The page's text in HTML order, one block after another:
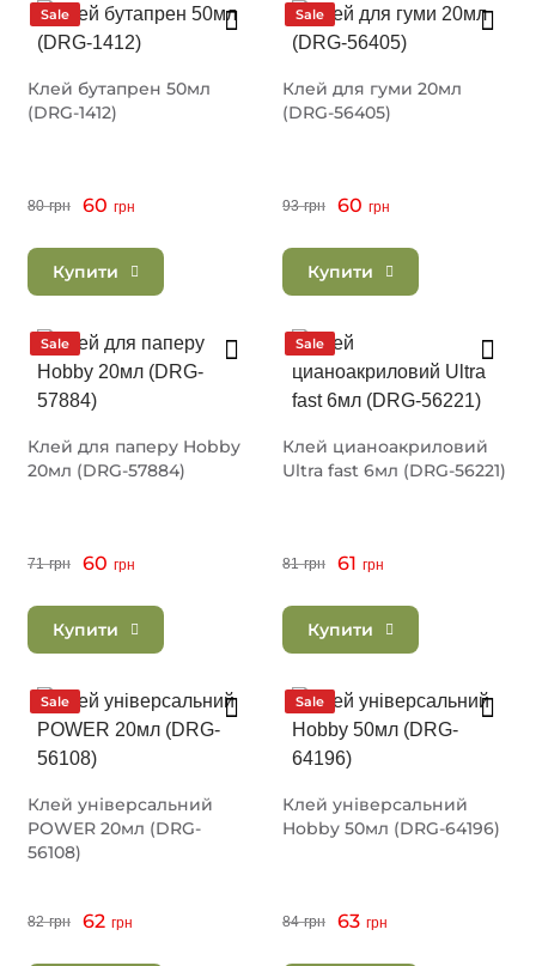
Sale
Клей бутапрен 50мл
(DRG-1412)
80 грн 60 грн
Купити
Sale
Клей для гуми 20мл
(DRG-56405)
93 грн 60 грн
Купити
Sale
Клей для паперу Hobby
20мл (DRG-57884)
71 грн 60 грн
Купити
Sale
Клей цианоакриловий
Ultra fast 6мл (DRG-56221)
81 грн 61 грн
Купити
Sale
Клей універсальний
POWER 20мл (DRG-
56108)
82 грн 62 грн
Sale
Клей універсальний
Hobby 50мл (DRG-64196)
84 грн 63 грн